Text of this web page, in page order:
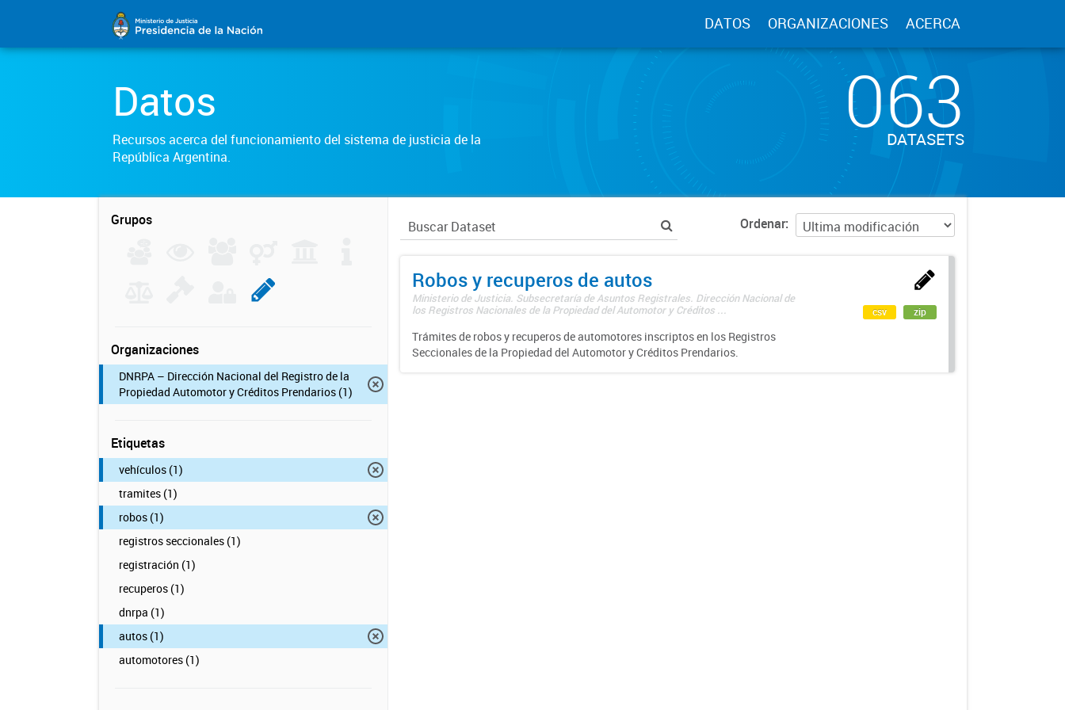
DATOS ORGANIZACIONES ACERCA
Datos
Recursos acerca del funcionamiento del sistema de justicia de la
República Argentina.
063
DATASETS
Grupos
Organizaciones
DNRPA – Dirección Nacional del Registro de la
Propiedad Automotor y Créditos Prendarios (1)
Etiquetas
vehículos (1)
tramites (1)
robos (1)
registros seccionales (1)
registración (1)
recuperos (1)
dnrpa (1)
autos (1)
automotores (1)
Ordenar
Robos y recuperos de autos
Ministerio de Justicia. Subsecretaría de Asuntos Registrales. Dirección Nacional de
los Registros Nacionales de la Propiedad del Automotor y Créditos ...
Trámites de robos y recuperos de automotores inscriptos en los Registros
Seccionales de la Propiedad del Automotor y Créditos Prendarios.
csv zip